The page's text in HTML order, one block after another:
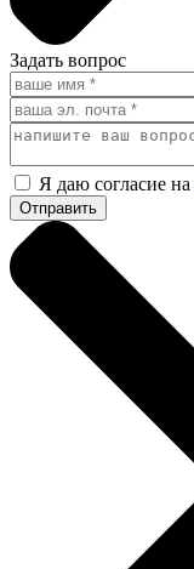
Задать вопрос
Я даю согласие на